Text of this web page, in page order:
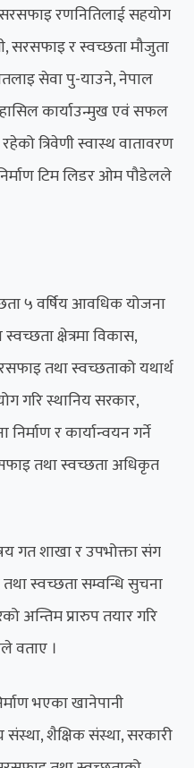
रणनितिलाई सहयोग
सरसफाइ र स्वच्छता मौजुता
सेवा पु-याउने, नेपाल
कार्याउन्मुख एवं सफल
त्रिवेणी स्वास्थ वातावरण
टिम लिडर ओम पौडेलले
५ वर्षिय आवधिक योजना
क्षेत्रमा विकास,
तथा स्वच्छताको यथार्थ
गरि स्थानिय सरकार,
र कार्यान्वयन गर्ने
तथा स्वच्छता अधिकृत
गत शाखा र उपभोक्ता संग
स्वच्छता सम्वन्धि सुचना
अन्तिम प्रारुप तयार गरि
वताए ।
भएका खानेपानी
शैक्षिक संस्था, सरकारी